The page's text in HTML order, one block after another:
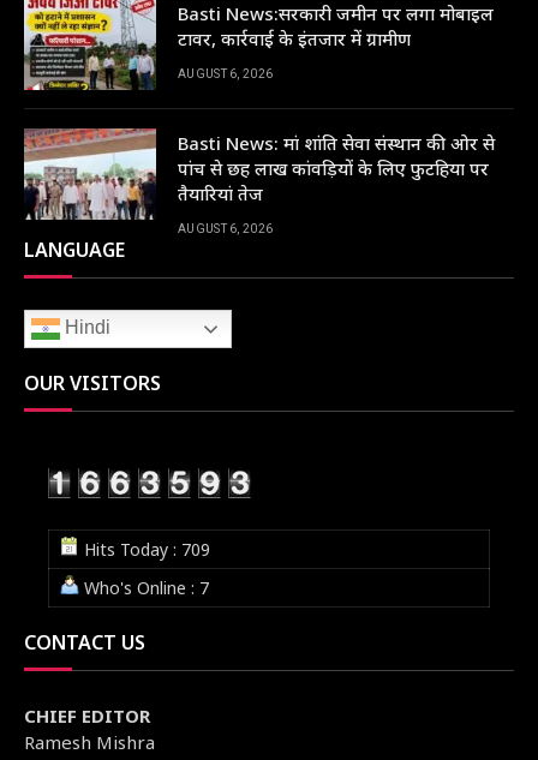
Basti News:सरकारी जमीन पर लगा मोबाइल
टावर, कार्रवाई के इंतजार में ग्रामीण
AUGUST 6, 2026
Basti News: मां शांति सेवा संस्थान की ओर से
पांच से छह लाख कांवड़ियों के लिए फुटहिया पर
तैयारियां तेज
AUGUST 6, 2026
LANGUAGE
Hindi
OUR VISITORS
Hits Today : 709
Who's Online : 7
CONTACT US
CHIEF EDITOR
Ramesh Mishra